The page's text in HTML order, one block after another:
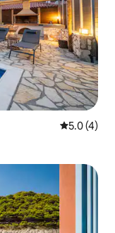
5.0 (4)